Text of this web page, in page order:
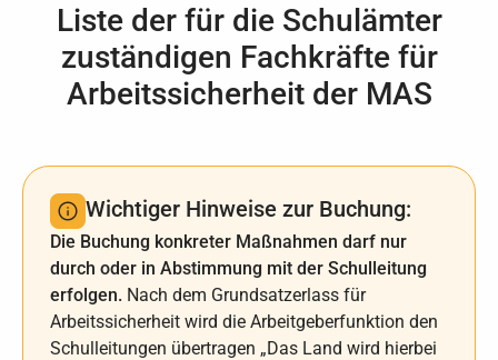
Liste der für die Schulämter
zuständigen Fachkräfte für
Arbeitssicherheit der MAS
Wichtiger Hinweise zur Buchung:
Die Buchung konkreter Maßnahmen darf nur
durch oder in Abstimmung mit der Schulleitung
erfolgen. Nach dem Grundsatzerlass für
Arbeitssicherheit wird die Arbeitgeberfunktion den
Schulleitungen übertragen „Das Land wird hierbei